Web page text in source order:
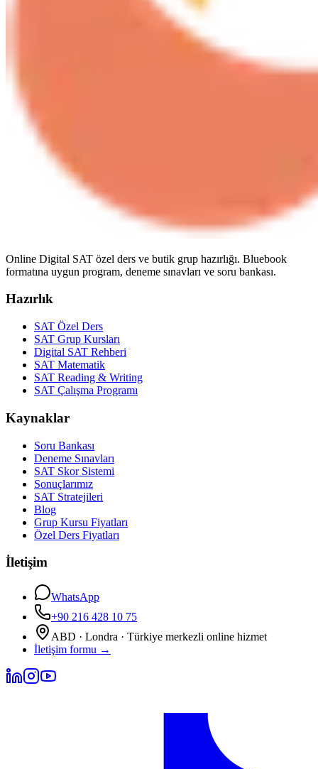
Online Digital SAT özel ders ve butik grup hazırlığı. Bluebook
formatına uygun program, deneme sınavları ve soru bankası.
Hazırlık
SAT Özel Ders
SAT Grup Kursları
Digital SAT Rehberi
SAT Matematik
SAT Reading & Writing
SAT Çalışma Programı
Kaynaklar
Soru Bankası
Deneme Sınavları
SAT Skor Sistemi
Sonuçlarımız
SAT Stratejileri
Blog
Grup Kursu Fiyatları
Özel Ders Fiyatları
İletişim
WhatsApp
+90 216 428 10 75
ABD · Londra · Türkiye merkezli online hizmet
İletişim formu →